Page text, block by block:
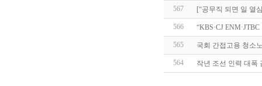
567 [“공무직 되면 일 열
566 “KBS·CJ
565 국회 간접고용 청소
564 작년 조선 인력 대폭